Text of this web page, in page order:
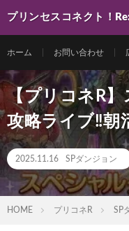
プリンセスコネクト！
ホーム お問い合わせ
【プリコネR
攻略ライブ‼朝
2025.11.16 SPダンジョン
HOME プリコネR SP